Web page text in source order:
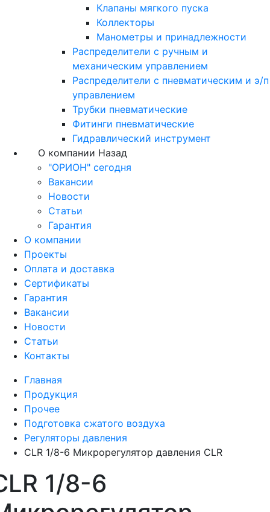
Клапаны мягкого пуска
Коллекторы
Манометры и принадлежности
Распределители с ручным и
механическим управлением
Распределители с пневматическим и э/п
управлением
Трубки пневматические
Фитинги пневматические
Гидравлический инструмент
О компании Назад
"ОРИОН" сегодня
Вакансии
Новости
Статьи
Гарантия
О компании
Проекты
Оплата и доставка
Сертификаты
Гарантия
Вакансии
Новости
Статьи
Контакты
Главная
Продукция
Прочее
Подготовка сжатого воздуха
Регуляторы давления
CLR 1/8-6 Микрорегулятор давления CLR
1/8-6